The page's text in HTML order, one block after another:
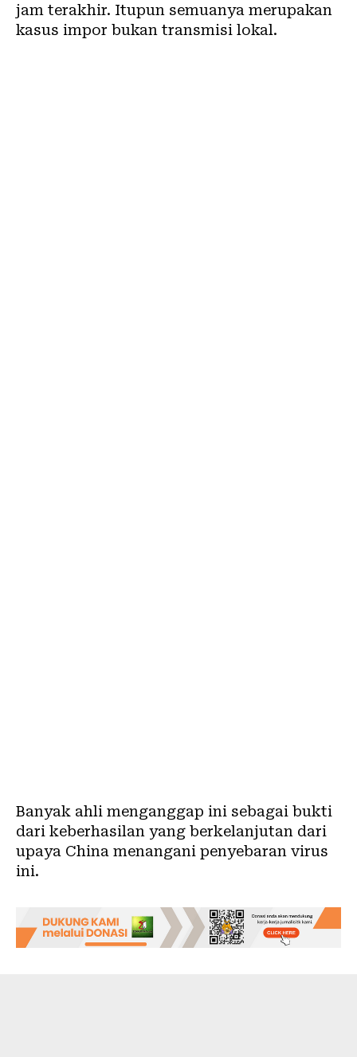
jam terakhir. Itupun semuanya merupakan
kasus impor bukan transmisi lokal.
Banyak ahli menganggap ini sebagai bukti
dari keberhasilan yang berkelanjutan dari
upaya China menangani penyebaran virus
ini.